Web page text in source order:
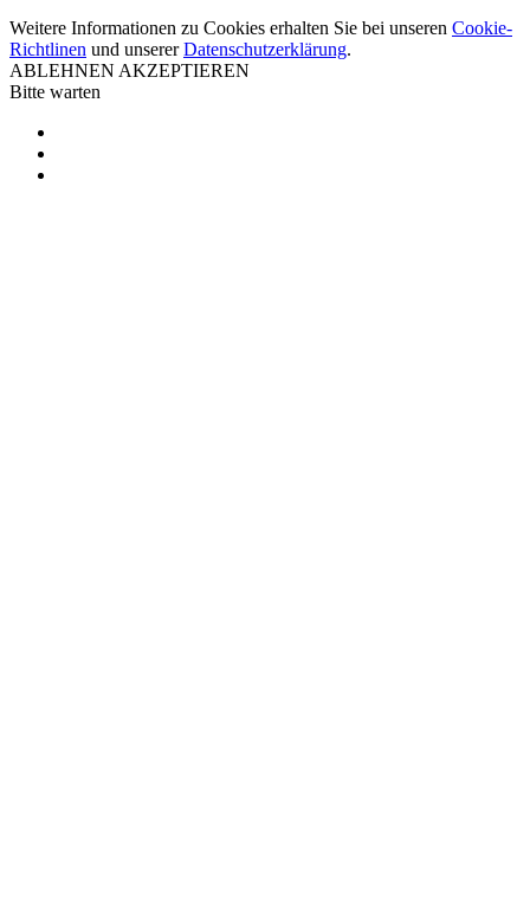
Weitere Informationen zu Cookies erhalten Sie bei unseren Cookie-
Richtlinen und unsererDatenschutzerklärung.
ABLEHNEN AKZEPTIEREN
Bitte warten